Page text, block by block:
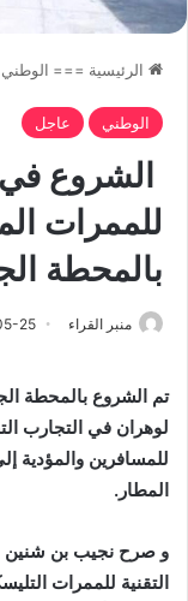
الرئيسية === الوطني
الوطني عاجل
الشروع في
للممرات
بالمحطة
منبر القراء 25
تم الشروع بالمحطة
لوهران في التجارب
للمسافرين والمؤدية
المطار.
و صرح نجيب بن شنين
التقنية للممرات